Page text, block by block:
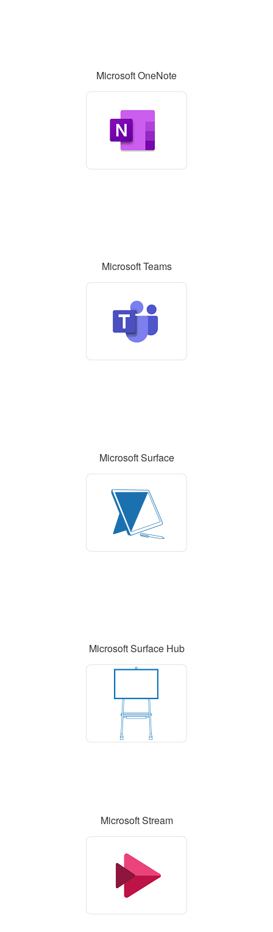
Microsoft OneNote
Microsoft Teams
Microsoft Surface
Microsoft Surface Hub
Microsoft Stream